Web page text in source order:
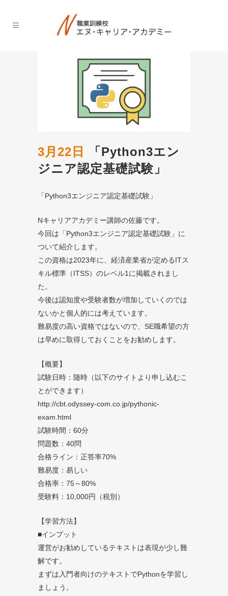
3月22日
「Python3エン
ジニア認定基礎試験」
「Python3エンジニア認定基礎試験」
Nキャリアアカデミー講師の佐藤です。
今回は「Python3エンジニア認定基礎試験」に
ついて紹介します。
この資格は2023年に、経済産業省が定めるITス
キル標準（ITSS）のレベル1に掲載されまし
た。
今後は認知度や受験者数が増加していくのでは
ないかと個人的には考えています。
難易度の高い資格ではないので、SE職希望の方
は早めに取得しておくことをお勧めします。
【概要】
試験日時：随時（以下のサイトより申し込むこ
とができます）
http://cbt.odyssey-com.co.jp/pythonic-
exam.html
試験時間：60分
問題数：40問
合格ライン：正答率70%
難易度：易しい
合格率：75～80%
受験料：10,000円（税別）
【学習方法】
■インプット
運営がお勧めしているテキストは表現が少し難
解です。
まずは入門者向けのテキストでPythonを学習し
ましょう。